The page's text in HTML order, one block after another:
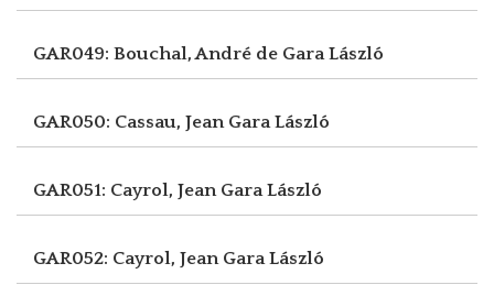
GAR049: Bouchal, André de Gara László
GAR050: Cassau, Jean Gara László
GAR051: Cayrol, Jean Gara László
GAR052: Cayrol, Jean Gara László